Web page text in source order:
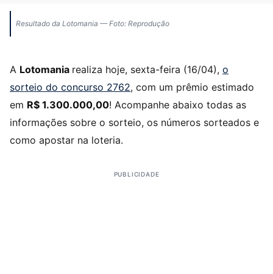
Resultado da Lotomania — Foto: Reprodução
Lotomania realiza hoje, sexta-feira (16/04), o
sorteio do concurso 2762, com um prêmio estimado
em R$ 1.300.000,00! Acompanhe abaixo todas as
informações sobre o sorteio, os números sorteados e
como apostar na loteria.
PUBLICIDADE